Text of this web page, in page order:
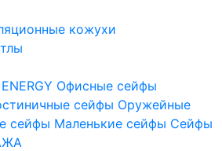
кожухи
ENERGY Офисные сейфы
сейфы Оружейные
сейфы Маленькие сейфы Сейфы